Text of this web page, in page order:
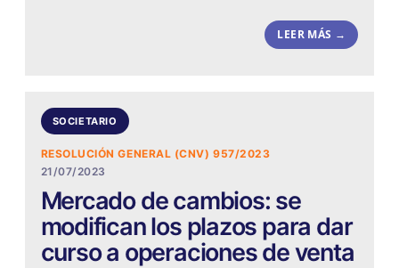
LEER MÁS →
SOCIETARIO
RESOLUCIÓN GENERAL (CNV) 957/2023
21/07/2023
Mercado de cambios: se
modifican los plazos para dar
curso a operaciones de venta